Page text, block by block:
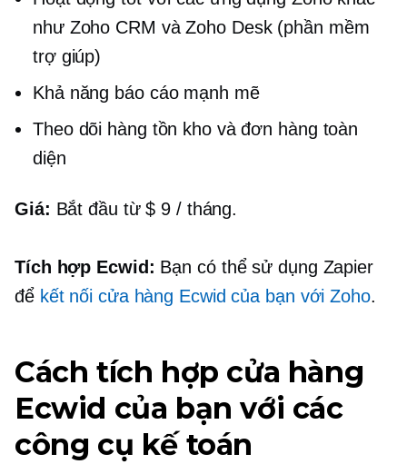
như Zoho CRM và Zoho Desk (phần mềm
trợ giúp)
Khả năng báo cáo mạnh mẽ
Theo dõi hàng tồn kho và đơn hàng toàn
diện
Giá: Bắt đầu từ $ 9 / tháng.
Tích hợp Ecwid: Bạn có thể sử dụng Zapier
để kết nối cửa hàng Ecwid của bạn với Zoho.
Cách tích hợp cửa hàng
Ecwid của bạn với các
công cụ kế toán